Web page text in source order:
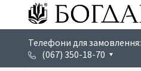
Телефони для замовлення:
(067) 350-18-70